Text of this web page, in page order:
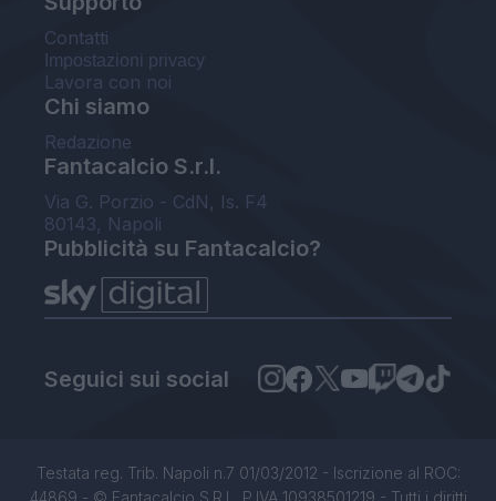
Contatti
Impostazioni privacy
Lavora con noi
Chi siamo
Redazione
Fantacalcio S.r.l.
Via G. Porzio - CdN, Is. F4
80143, Napoli
Pubblicità su Fantacalcio?
Seguici sui social
Testata reg. Trib. Napoli n.7 01/03/2012 - Iscrizione al ROC:
44869 - © Fantacalcio S.R.L. P.IVA 10938501219 - Tutti i diritti